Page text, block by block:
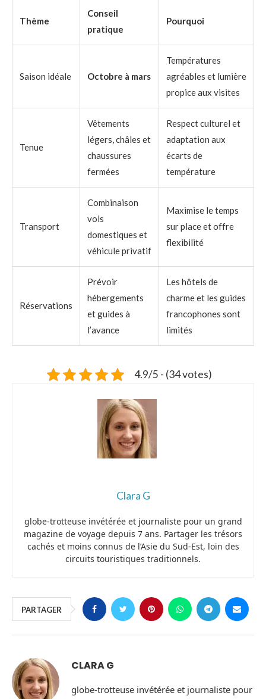
Thème
Conseil
pratique
Pourquoi
Saison idéale Octobre à mars
Températures
agréables et lumière
propice aux visites
Tenue
Vêtements
légers, châles et
chaussures
fermées
Respect culturel et
adaptation aux
écarts de
température
Transport
Combinaison
vols
domestiques et
véhicule privatif
Maximise le temps
sur place et offre
flexibilité
Réservations
Prévoir
hébergements
et guides à
l’avance
Les hôtels de
charme et les guides
francophones sont
limités
4.9/5 - (34 votes)
Clara G
globe-trotteuse invétérée et journaliste pour un grand
magazine de voyage depuis 7 ans. Partager les trésors
cachés et moins connus de l’Asie du Sud-Est, loin des
circuits touristiques traditionnels.
PARTAGER
CLARA G
globe-trotteuse invétérée et journaliste pour